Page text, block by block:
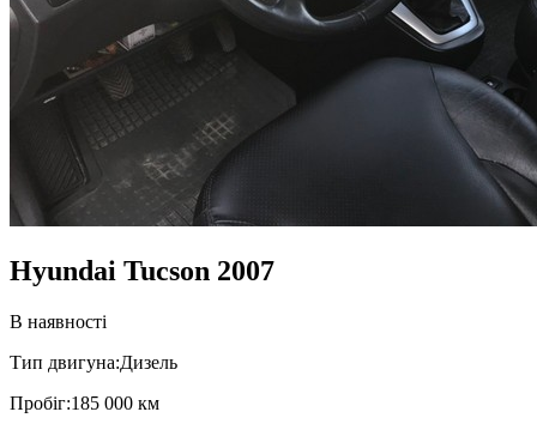
Hyundai Tucson 2007
В наявності
Тип двигуна:Дизель
Пробiг:185 000 км